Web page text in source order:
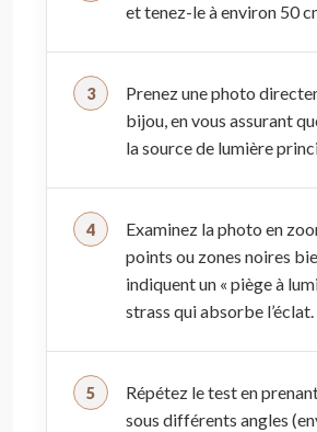
et tenez-le à environ 50
Prenez une photo
bijou, en vous assurant
la source de lumière
Examinez la photo en
points ou zones noires
indiquent un « piège à
strass qui absorbe l’éclat.
Répétez le test en
sous différents angles